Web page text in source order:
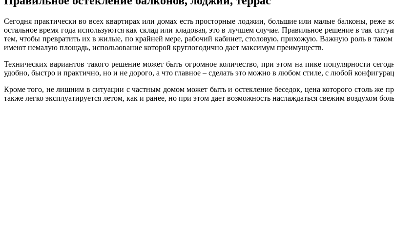
Сегодня практически во всех квартирах или домах есть просторные лоджии, большие или малые балконы, реже
остальное время года используются как склад или кладовая, это в лучшем случае. Правильное решение в так
тем, чтобы превратить их в жилые, по крайней мере, рабочий кабинет, столовую, прихожую. Важную роль в таком
имеют немалую площадь, использование которой круглогодично дает максимум преимуществ.
Технических вариантов такого решение может быть огромное количество, при этом на пике популярности
удобно, быстро и практично, но и не дорого, а что главное – сделать это можно в любом стиле, с любой
Кроме того, не лишним в ситуации с частным домом может быть и остекление беседок, цена которого столь же
также легко эксплуатируется летом, как и ранее, но при этом дает возможность наслаждаться свежим воздухом